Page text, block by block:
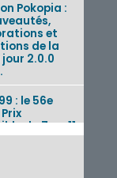
Pokopia :
et
de la
2.0.0
: le 56e
du 7 au 11
avec un